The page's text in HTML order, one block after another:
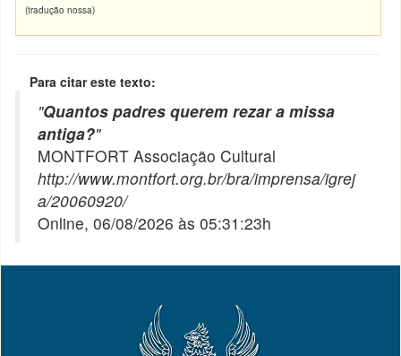
(tradução nossa)
Para citar este texto:
"Quantos padres querem rezar a missa
antiga?"
MONTFORT Associação Cultural
http://www.montfort.org.br/bra/imprensa/igrej
a/20060920/
Online, 06/08/2026 às 05:31:23h